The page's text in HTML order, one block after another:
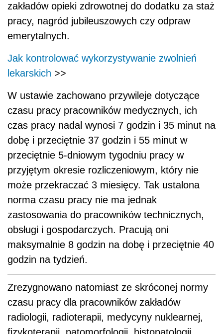
zakładów opieki zdrowotnej do dodatku za staż
pracy, nagród jubileuszowych czy odpraw
emerytalnych.
Jak kontrolować wykorzystywanie zwolnień
lekarskich >>
W ustawie zachowano przywileje dotyczące
czasu pracy pracowników medycznych, ich
czas pracy nadal wynosi 7 godzin i 35 minut na
dobę i przeciętnie 37 godzin i 55 minut w
przeciętnie 5-dniowym tygodniu pracy w
przyjętym okresie rozliczeniowym, który nie
może przekraczać 3 miesięcy. Tak ustalona
norma czasu pracy nie ma jednak
zastosowania do pracowników technicznych,
obsługi i gospodarczych. Pracują oni
maksymalnie 8 godzin na dobę i przeciętnie 40
godzin na tydzień.
Zrezygnowano natomiast ze skróconej normy
czasu pracy dla pracowników zakładów
radiologii, radioterapii, medycyny nuklearnej,